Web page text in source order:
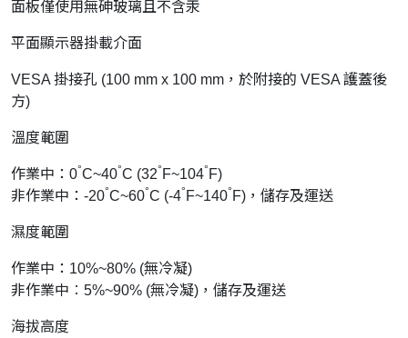
面板僅使用無砷玻璃且不含汞
平面顯示器掛載介面
VESA 掛接孔 (100 mm x 100 mm，於附接的 VESA 護蓋後
方)
溫度範圍
作業中：0°C~40°C (32° F~104° F)
非作業中：-20°C~60°C (-4° F~140° F)，儲存及運送
濕度範圍
作業中：10%~80% (無冷凝)
非作業中︰5%~90% (無冷凝)，儲存及運送
海拔高度